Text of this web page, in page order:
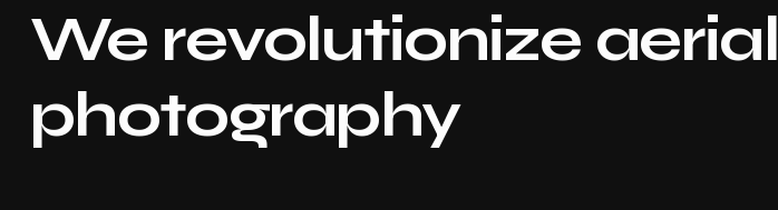
We revolutionize aerial
photography